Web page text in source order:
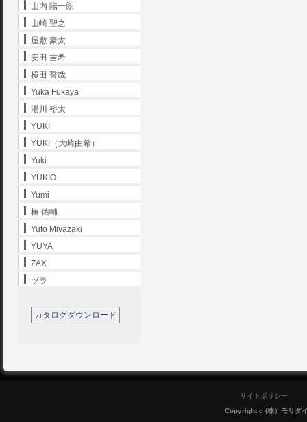
山内 陽一朗
山崎 聖之
屋敷 豪太
安田 吉希
横田 誓哉
Yuka Fukaya
湯川 裕太
YUKI
YUKI（大崎由希）
Yuki
YUKIO
Yumi
椿 佑輔
Yuto Miyazaki
YUYA
ZAX
ヅラ
カタログダウンロード
サイトポリシー
Copyright c (株）モリダ